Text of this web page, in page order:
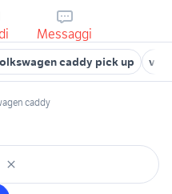
Messaggi
caddy pick up
caddy